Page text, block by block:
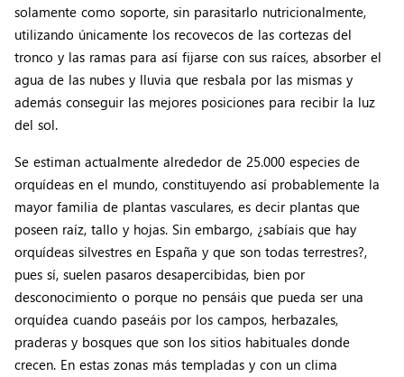
solamente como soporte, sin parasitarlo nutricionalmente,
utilizando únicamente los recovecos de las cortezas del
tronco y las ramas para así fijarse con sus raíces, absorber el
agua de las nubes y lluvia que resbala por las mismas y
además conseguir las mejores posiciones para recibir la luz
del sol.
Se estiman actualmente alrededor de 25.000 especies de
orquídeas en el mundo, constituyendo así probablemente la
mayor familia de plantas vasculares, es decir plantas que
poseen raíz, tallo y hojas. Sin embargo, ¿sabíais que hay
orquídeas silvestres en España y que son todas terrestres?,
pues sí, suelen pasaros desapercibidas, bien por
desconocimiento o porque no pensáis que pueda ser una
orquídea cuando paseáis por los campos, herbazales,
praderas y bosques que son los sitios habituales donde
crecen. En estas zonas más templadas y con un clima